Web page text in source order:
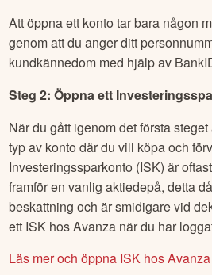
Att öppna ett konto tar bara någon
genom att du anger ditt
kundkännedom med hjälp av
Steg 2: Öppna ett
När du gått igenom det första
typ av konto där du vill köpa och
Investeringssparkonto (ISK) är
framför en vanlig aktiedepå, detta
beskattning och är smidigare vid
ett ISK hos Avanza när du har
Läs mer och öppna ISK hos Avanza